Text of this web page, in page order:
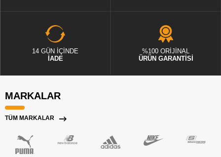
14 GÜN İÇİNDE
İADE
%100 ORİJİNAL
ÜRÜN GARANTİSİ
MARKALAR
TÜM MARKALAR